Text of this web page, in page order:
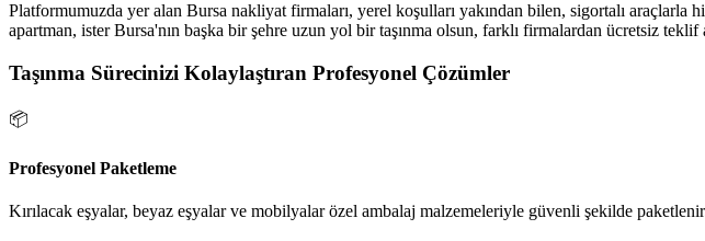
Platformumuzda yer alan Bursa nakliyat firmaları, yerel koşulları yakından bilen, sigortalı
apartman, ister Bursa'nın başka bir şehre uzun yol bir taşınma olsun, farklı firmalardan ücretsiz
Taşınma Sürecinizi Kolaylaştıran Profesyonel Çözümler
📦
Profesyonel Paketleme
Kırılacak eşyalar, beyaz eşyalar ve mobilyalar özel ambalaj malzemeleriyle güvenli şekilde